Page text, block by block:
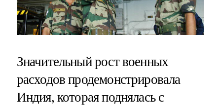
Значительный рост военных
расходов продемонстрировала
Индия, которая поднялась с